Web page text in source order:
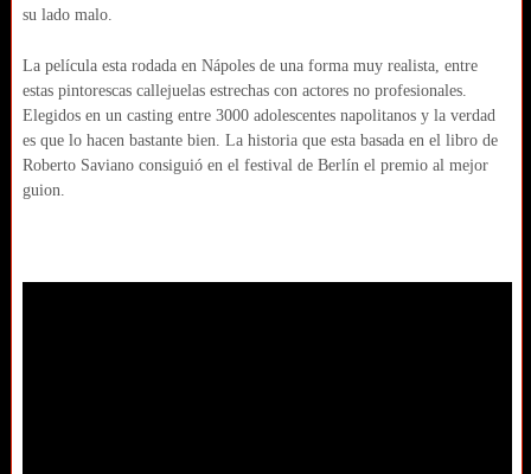
su lado malo.
La película esta rodada en Nápoles de una forma muy realista, entre
estas pintorescas callejuelas estrechas con actores no profesionales.
Elegidos en un casting entre 3000 adolescentes napolitanos y la verdad
es que lo hacen bastante bien. La historia que esta basada en el libro de
Roberto Saviano consiguió en el festival de Berlín el premio al mejor
guion.